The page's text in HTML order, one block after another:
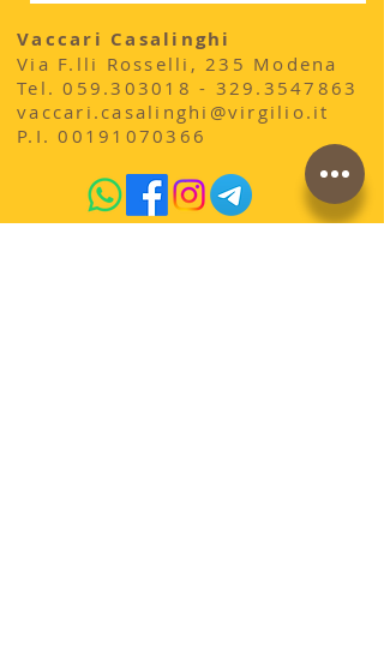
Vaccari Casalinghi
Via F.lli Rosselli, 235 Modena
​Tel.059.303018 - 329 .3547863
vaccari.casalinghi@virgilio.it
P.I.00191070366